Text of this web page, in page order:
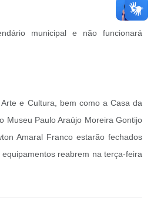
municipal e não funcionará
e Cultura, bem como a Casa da
Museu Paulo Araújo Moreira Gontijo
Amaral Franco estarão fechados
reabrem na terça-feira